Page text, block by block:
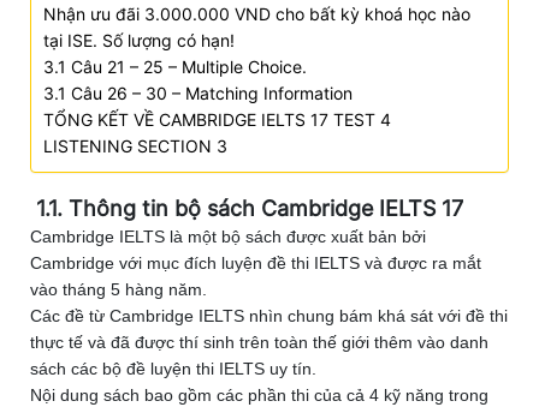
Nhận ưu đãi 3.000.000 VND cho bất kỳ khoá học nào
tại ISE. Số lượng có hạn!
3.1 Câu 21 – 25 – Multiple Choice.
3.1 Câu 26 – 30 – Matching Information
TỔNG KẾT VỀ CAMBRIDGE IELTS 17 TEST 4
LISTENING SECTION 3
1.1. Thông tin bộ sách Cambridge IELTS 17
Cambridge IELTS là một bộ sách được xuất bản bởi
Cambridge với mục đích luyện đề thi IELTS và được ra mắt
vào tháng 5 hàng năm.
Các đề từ Cambridge IELTS nhìn chung bám khá sát với đề thi
thực tế và đã được thí sinh trên toàn thế giới thêm vào danh
sách các bộ đề luyện thi IELTS uy tín.
Nội dung sách bao gồm các phần thi của cả 4 kỹ năng trong